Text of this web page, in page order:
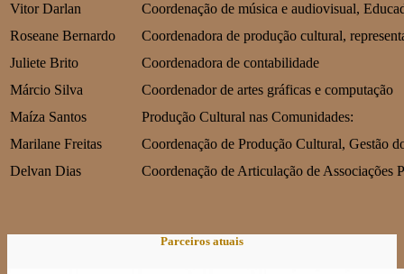
Vitor Darlan
Coordenação de música e audiovisual,
Roseane Bernardo
Coordenadora de produção cultural,
Juliete Brito
Coordenadora de contabilidade
Márcio Silva
Coordenador de artes gráficas e computação
Maíza Santos
Produção Cultural nas Comunidades:
Marilane Freitas
Coordenação de Produção Cultural, Gestão
Delvan Dias
Coordenação de Articulação de Associações
Parceiros atuais